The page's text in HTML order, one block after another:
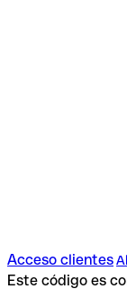
Acceso clientes
Este código es